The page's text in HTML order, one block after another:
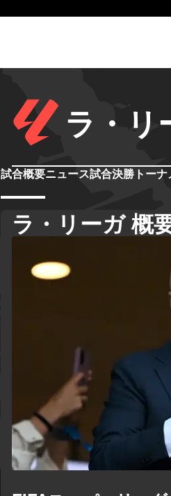
ラ・リ
試合概要ニュース試合決勝トーナ
ラ・リーガ 概